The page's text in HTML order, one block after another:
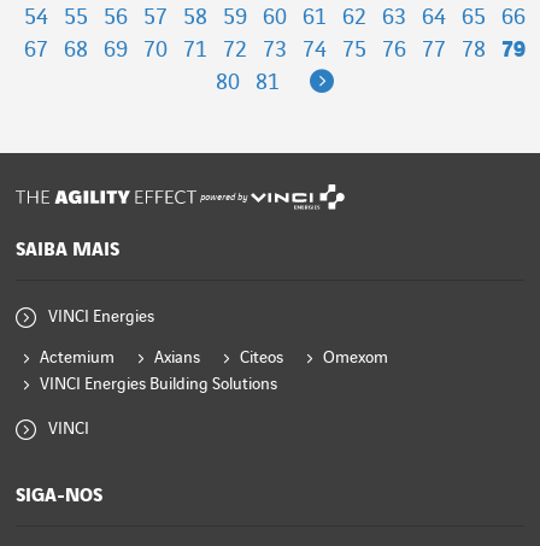
54
55 56 57 58 59 60 61 62 63 64 65
66
67
68 69 70 71 72 73 74 75 76 77 78
79
80
81 Next
powered by
SAIBA MAIS
VINCI Energies
Actemium Axians Citeos
Omexom
VINCI Energies Building Solutions
VINCI
SIGA-NOS